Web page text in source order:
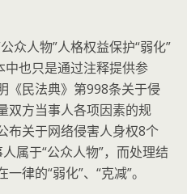
众人物”人格权益保护“弱化”
中也只是通过注释提供参
《民法典》第998条关于侵
双方当事人各项因素的规
布关于网络侵害人身权8个
属于“公众人物”，而处理结
律的“弱化”、“克减”。